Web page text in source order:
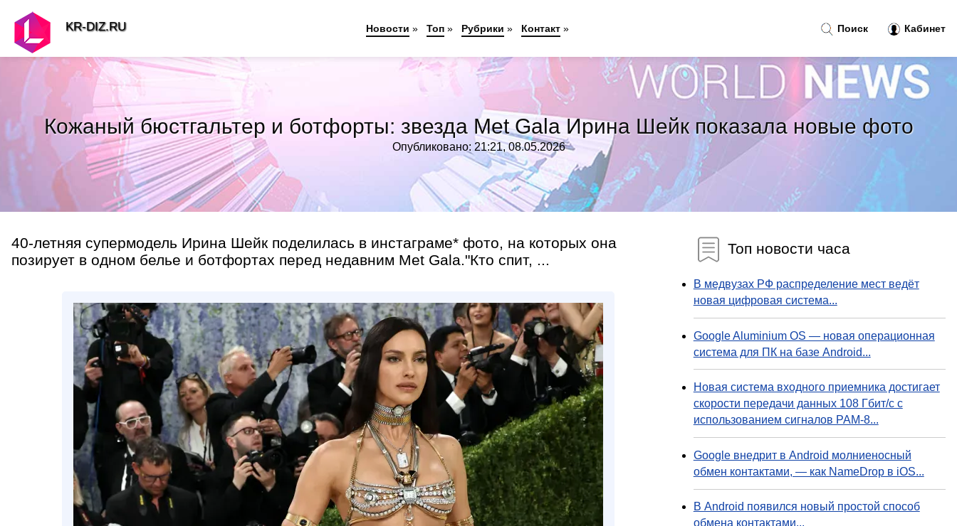
Кожаный бюстгальтер и ботфорты: звезда Met Gala Ирина Шейк показала новые фото
Опубликовано: 21:21, 08.05.2026
40-летняя супермодель Ирина Шейк поделилась в инстаграме* фото, на которых она
позирует в одном белье и ботфортах перед недавним Met Gala."Кто спит, ...
Топ новости часа
В медвузах РФ распределение мест ведёт
новая цифровая система...
Google Aluminium OS — новая операционная
система для ПК на базе Android...
Новая система входного приемника достигает
скорости передачи данных 108 Гбит/с с
использованием сигналов PAM-8...
Google внедрит в Android молниеносный
обмен контактами, — как NameDrop в iOS...
В Android появился новый простой способ
обмена контактами...
Поиск Кабинет
KR-DIZ.RU Новости » Топ » Рубрики » Контакт »